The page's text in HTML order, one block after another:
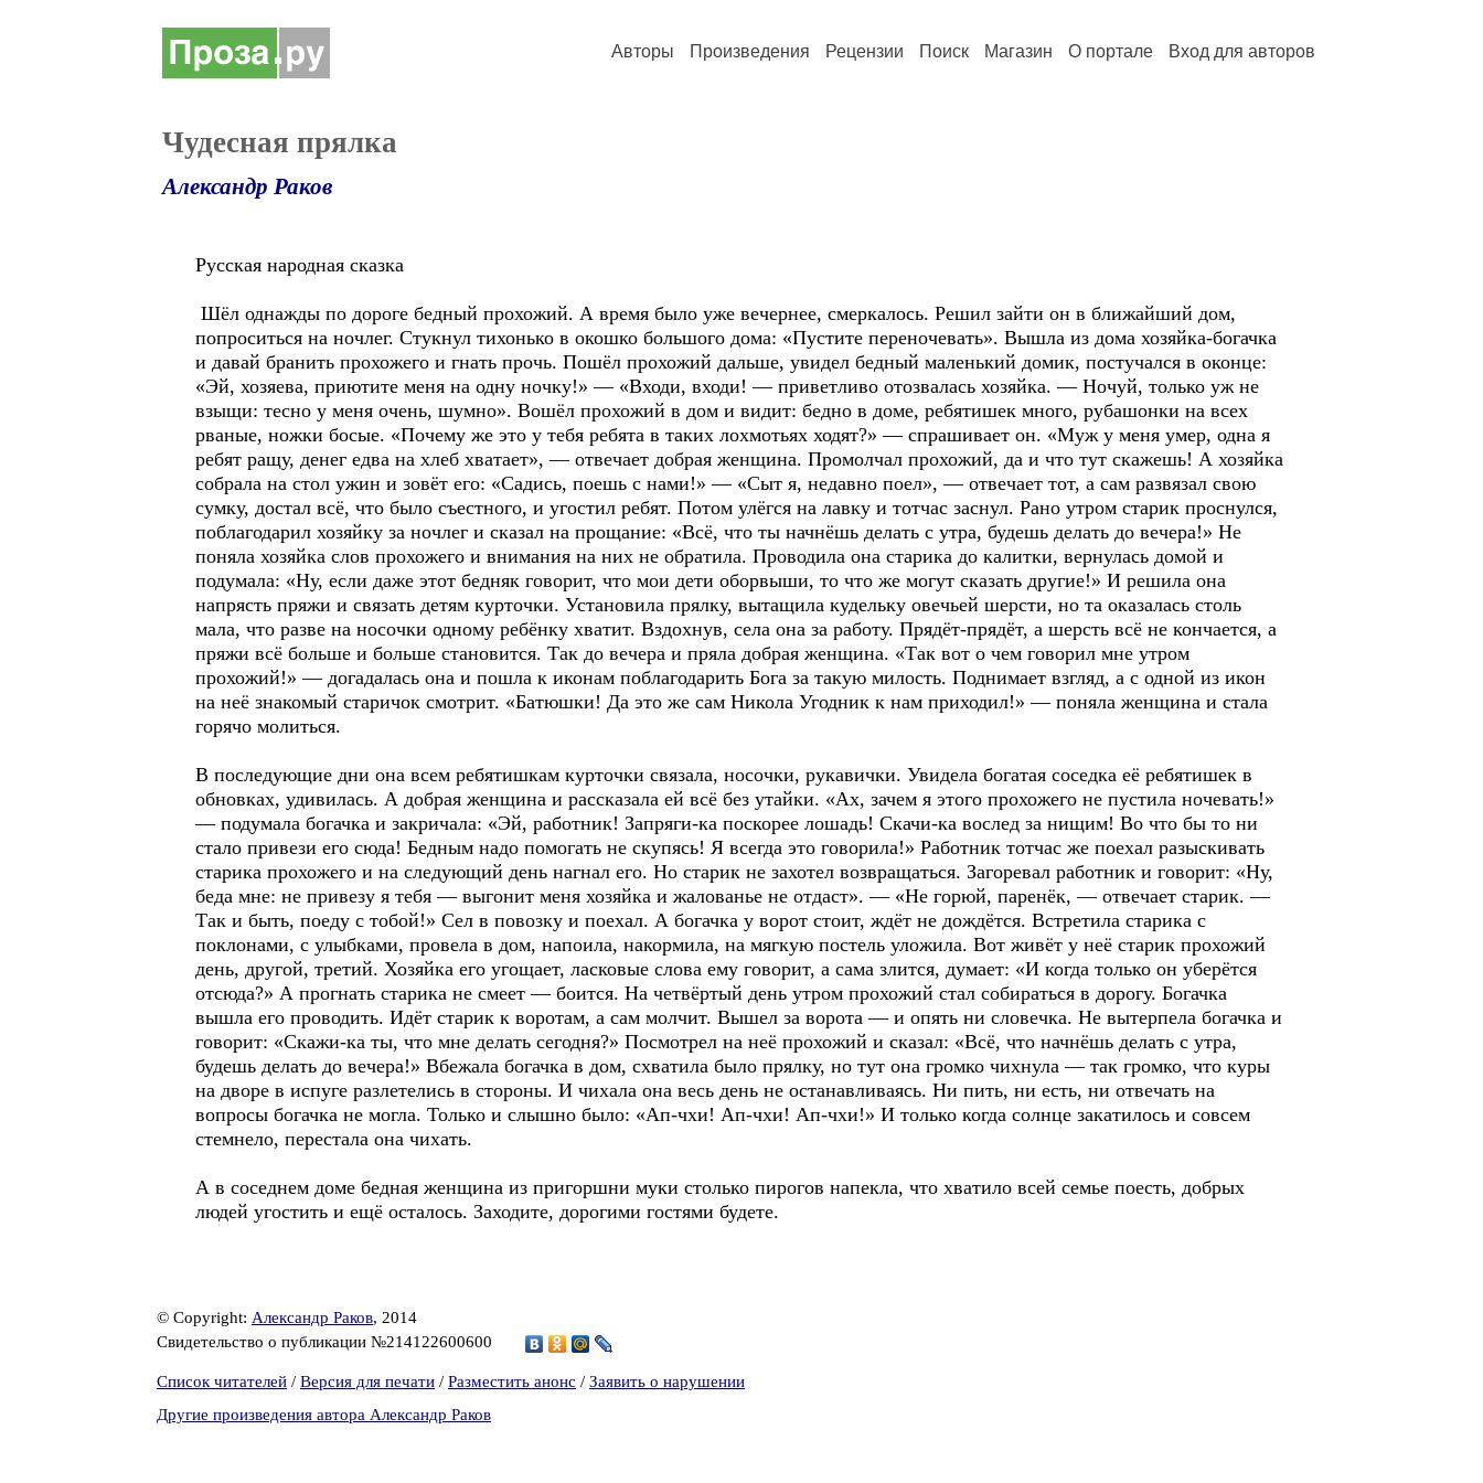
Авторы Произведения Рецензии Поиск Магазин О портале Вход для авторов
Чудесная прялка
Александр Раков
Русская народная сказка
Шёл однажды по дороге бедный прохожий. А время было уже вечернее, смеркалось. Решил зайти он в ближайший дом,
попроситься на ночлег. Стукнул тихонько в окошко большого дома: «Пустите переночевать». Вышла из дома хозяйка-богачка
и давай бранить прохожего и гнать прочь. Пошёл прохожий дальше, увидел бедный маленький домик, постучался в оконце:
«Эй, хозяева, приютите меня на одну ночку!» — «Входи, входи! — приветливо отозвалась хозяйка. — Ночуй, только уж не
взыщи: тесно у меня очень, шумно». Вошёл прохожий в дом и видит: бедно в доме, ребятишек много, рубашонки на всех
рваные, ножки босые. «Почему же это у тебя ребята в таких лохмотьях ходят?» — спрашивает он. «Муж у меня умер, одна я
ребят ращу, денег едва на хлеб хватает», — отвечает добрая женщина. Промолчал прохожий, да и что тут скажешь! А хозяйка
собрала на стол ужин и зовёт его: «Садись, поешь с нами!» — «Сыт я, недавно поел», — отвечает тот, а сам развязал свою
сумку, достал всё, что было съестного, и угостил ребят. Потом улёгся на лавку и тотчас заснул. Рано утром старик проснулся,
поблагодарил хозяйку за ночлег и сказал на прощание: «Всё, что ты начнёшь делать с утра, будешь делать до вечера!» Не
поняла хозяйка слов прохожего и внимания на них не обратила. Проводила она старика до калитки, вернулась домой и
подумала: «Ну, если даже этот бедняк говорит, что мои дети оборвыши, то что же могут сказать другие!» И решила она
напрясть пряжи и связать детям курточки. Установила прялку, вытащила кудельку овечьей шерсти, но та оказалась столь
мала, что разве на носочки одному ребёнку хватит. Вздохнув, села она за работу. Прядёт-прядёт, а шерсть всё не кончается, а
пряжи всё больше и больше становится. Так до вечера и пряла добрая женщина. «Так вот о чем говорил мне утром
прохожий!» — догадалась она и пошла к иконам поблагодарить Бога за такую милость. Поднимает взгляд, а с одной из икон
на неё знакомый старичок смотрит. «Батюшки! Да это же сам Никола Угодник к нам приходил!» — поняла женщина и стала
горячо молиться.
В последующие дни она всем ребятишкам курточки связала, носочки, рукавички. Увидела богатая соседка её ребятишек в
обновках, удивилась. А добрая женщина и рассказала ей всё без утайки. «Ах, зачем я этого прохожего не пустила ночевать!»
— подумала богачка и закричала: «Эй, работник! Запряги-ка поскорее лошадь! Скачи-ка вослед за нищим! Во что бы то ни
стало привези его сюда! Бедным надо помогать не скупясь! Я всегда это говорила!» Работник тотчас же поехал разыскивать
старика прохожего и на следующий день нагнал его. Но старик не захотел возвращаться. Загоревал работник и говорит: «Ну,
беда мне: не привезу я тебя — выгонит меня хозяйка и жалованье не отдаст». — «Не горюй, паренёк, — отвечает старик. —
Так и быть, поеду с тобой!» Сел в повозку и поехал. А богачка у ворот стоит, ждёт не дождётся. Встретила старика с
поклонами, с улыбками, провела в дом, напоила, накормила, на мягкую постель уложила. Вот живёт у неё старик прохожий
день, другой, третий. Хозяйка его угощает, ласковые слова ему говорит, а сама злится, думает: «И когда только он уберётся
отсюда?» А прогнать старика не смеет — боится. На четвёртый день утром прохожий стал собираться в дорогу. Богачка
вышла его проводить. Идёт старик к воротам, а сам молчит. Вышел за ворота — и опять ни словечка. Не вытерпела богачка и
говорит: «Скажи-ка ты, что мне делать сегодня?» Посмотрел на неё прохожий и сказал: «Всё, что начнёшь делать с утра,
будешь делать до вечера!» Вбежала богачка в дом, схватила было прялку, но тут она громко чихнула — так громко, что куры
на дворе в испуге разлетелись в стороны. И чихала она весь день не останавливаясь. Ни пить, ни есть, ни отвечать на
вопросы богачка не могла. Только и слышно было: «Ап-чхи! Ап-чхи! Ап-чхи!» И только когда солнце закатилось и совсем
стемнело, перестала она чихать.
А в соседнем доме бедная женщина из пригоршни муки столько пирогов напекла, что хватило всей семье поесть, добрых
людей угостить и ещё осталось. Заходите, дорогими гостями будете.
© Copyright: Александр Раков, 2014
Свидетельство о публикации №214122600600
Список читателей / Версия для печати / Разместить анонс / Заявить о нарушении
Другие произведения автора Александр Раков